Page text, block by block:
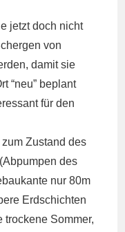
jetzt doch nicht
von
damit sie
“neu” beplant
für den
Zustand des
des
nur 80m
Erdschichten
trockene Sommer,